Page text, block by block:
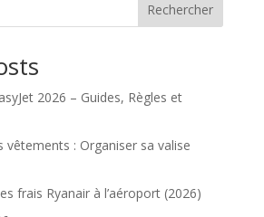
Rechercher
2026 – Guides, Règles et
vêtements : Organiser sa valise
frais Ryanair à l’aéroport (2026)